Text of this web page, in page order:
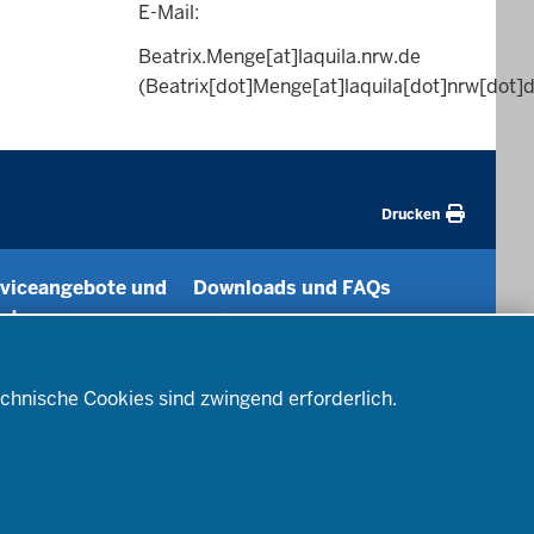
Cookies sind zwingend erforderlich.
E-Mail:
Beatrix.Menge[at]laquila.nrw.de
Drucken
und
Downloads und FAQs
Für Ausbildungsschulen
Lehramtsanwärterinnen und -